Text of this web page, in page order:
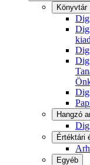
Könyvtár
Hangzó
Értéktári
Egyéb